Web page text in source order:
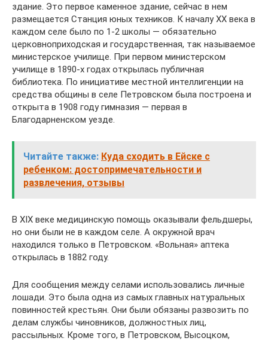
здание. Это первое каменное здание, сейчас в нем
размещается Станция юных техников. К началу XX века в
каждом селе было по 1-2 школы — обязательно
церковноприходская и государственная, так называемое
министерское училище. При первом министерском
училище в 1890-х годах открылась публичная
библиотека. По инициативе местной интеллигенции на
средства общины в селе Петровском была построена и
открыта в 1908 году гимназия — первая в
Благодарненском уезде.
Читайте также: Куда сходить в Ейске с
ребенком: достопримечательности и
развлечения, отзывы
В XIX веке медицинскую помощь оказывали фельдшеры,
но они были не в каждом селе. А окружной врач
находился только в Петровском. «Вольная» аптека
открылась в 1882 году.
Для сообщения между селами использовались личные
лошади. Это была одна из самых главных натуральных
повинностей крестьян. Они были обязаны развозить по
делам службы чиновников, должностных лиц,
рассыльных. Кроме того, в Петровском, Высоцком,